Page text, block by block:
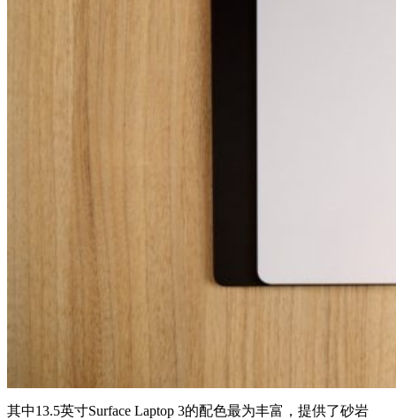
其中13.5英寸Surface Laptop 3的配色最为丰富，提供了砂岩